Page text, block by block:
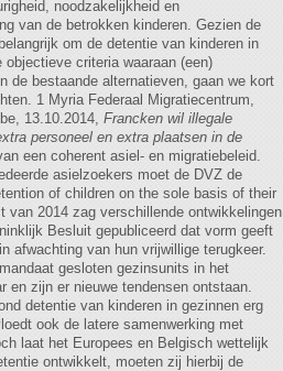
13.10.2014, Francken wil illegale
personeel en extra plaatsen in de
een coherent asiel- en migratiebeleid.
asielzoekers moet de DVZ de
of children on the sole basis of their
2014 zag verschillende ontwikkelingen
Besluit gepubliceerd dat vorm geeft
afwachting van hun vrijwillige terugkeer.
gesloten gezinsunits in het
en zijn er nieuwe tendensen ontstaan.
detentie van kinderen in gezinnen erg
ook de latere samenwerking met
laat het Europees en Belgisch wettelijk
ontwikkelt, moeten zij hierbij de